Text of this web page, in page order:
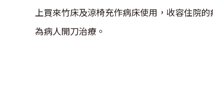
上買來竹床及涼椅充作病床使用，收容住院
為病人開刀治療。